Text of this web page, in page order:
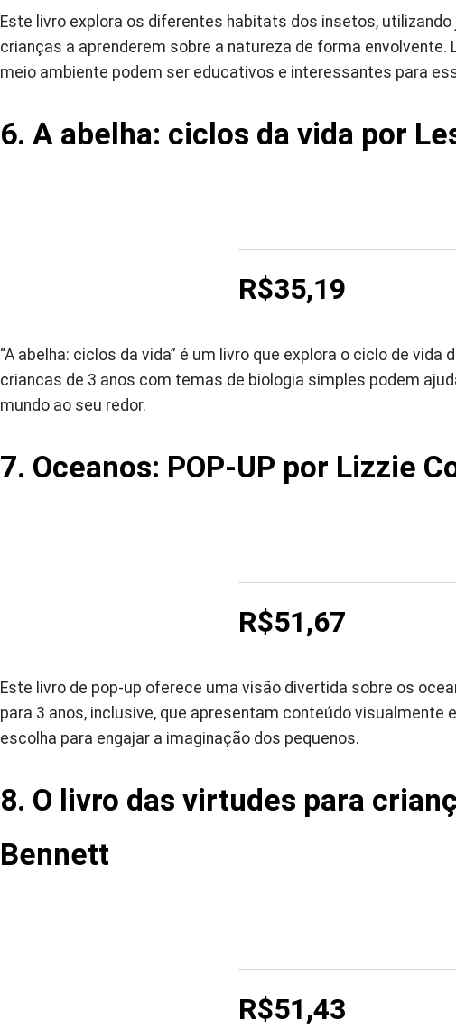
Este livro explora os diferentes habitats dos insetos,
crianças a aprenderem sobre a natureza de forma
meio ambiente podem ser educativos e interessantes para
6. A abelha: ciclos da vida por
R$35,19
“A abelha: ciclos da vida” é um livro que explora o ciclo de vida
criancas de 3 anos com temas de biologia simples podem
mundo ao seu redor.
7. Oceanos: POP-UP por Lizzie
R$51,67
Este livro de pop-up oferece uma visão divertida sobre os
para 3 anos, inclusive, que apresentam conteúdo
escolha para engajar a imaginação dos pequenos.
8. O livro das virtudes para
Bennett
R$51,43